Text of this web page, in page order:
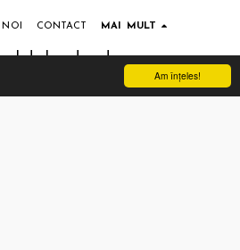
Am înţeles!
de handmade
© 2026 Toate drepturile rezervate
NOI CONTACT MAI MULT